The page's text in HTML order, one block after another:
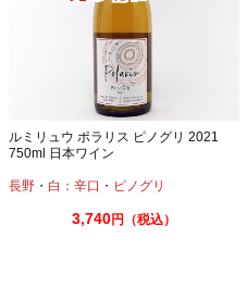
ルミリュウ ポラリス ピノグリ 2021
750ml 日本ワイン
長野 ・ 白：辛口 ・ ピノグリ
3,740円（税込）